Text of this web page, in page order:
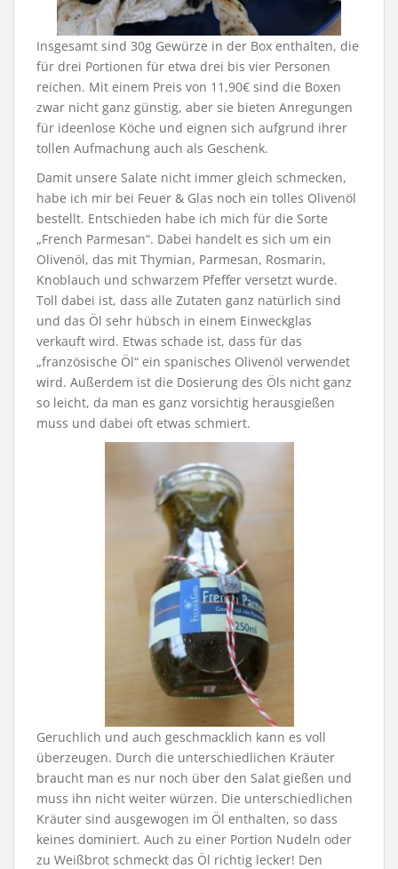
Insgesamt sind 30g Gewürze in der Box enthalten, die
für drei Portionen für etwa drei bis vier Personen
reichen. Mit einem Preis von 11,90€ sind die Boxen
zwar nicht ganz günstig, aber sie bieten Anregungen
für ideenlose Köche und eignen sich aufgrund ihrer
tollen Aufmachung auch als Geschenk.
Damit unsere Salate nicht immer gleich schmecken,
habe ich mir bei Feuer & Glas noch ein tolles Olivenöl
bestellt. Entschieden habe ich mich für die Sorte
„French Parmesan“. Dabei handelt es sich um ein
Olivenöl, das mit Thymian, Parmesan, Rosmarin,
Knoblauch und schwarzem Pfeffer versetzt wurde.
Toll dabei ist, dass alle Zutaten ganz natürlich sind
und das Öl sehr hübsch in einem Einweckglas
verkauft wird. Etwas schade ist, dass für das
„französische Öl“ ein spanisches Olivenöl verwendet
wird. Außerdem ist die Dosierung des Öls nicht ganz
so leicht, da man es ganz vorsichtig herausgießen
muss und dabei oft etwas schmiert.
Geruchlich und auch geschmacklich kann es voll
überzeugen. Durch die unterschiedlichen Kräuter
braucht man es nur noch über den Salat gießen und
muss ihn nicht weiter würzen. Die unterschiedlichen
Kräuter sind ausgewogen im Öl enthalten, so dass
keines dominiert. Auch zu einer Portion Nudeln oder
zu Weißbrot schmeckt das Öl richtig lecker! Den